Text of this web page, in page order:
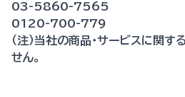
03-5860-7565
0120-700-779
（注）当社の商品・サービスに関
せん。